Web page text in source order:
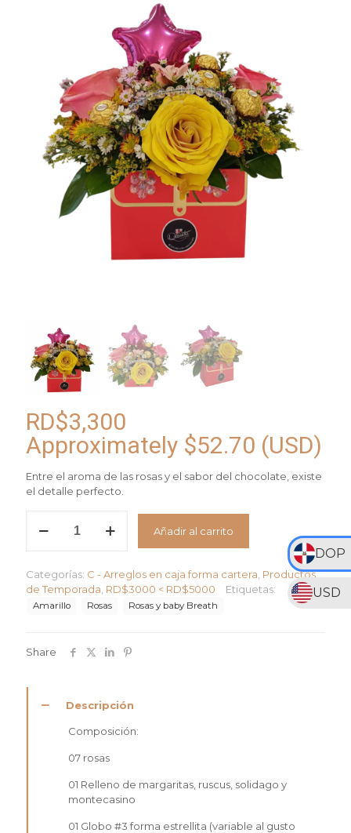
DOP
USD
RD$3,300
Approximately $52.70 (USD)
Entre el aroma de las rosas y el sabor del chocolate, existe
el detalle perfecto.
Dulce
Añadir al carrito
Categorías: C - Arreglos en caja forma cartera Productos
de Temporada RD$3000 < RD$5000 Etiquetas:
Amarillo Rosas Rosas y baby Breath
Share
Descripción
Composición:
07 rosas
01 Relleno de margaritas, ruscus, solidago y
montecasino
01 Globo #3 forma estrellita (variable al gusto